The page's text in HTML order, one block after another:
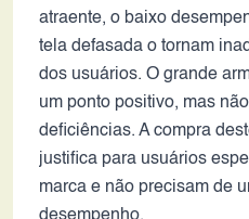
atraente, o baixo
tela defasada o tornam
dos usuários. O grande
um ponto positivo, mas
deficiências. A compra
justifica para usuários
marca e não precisam de